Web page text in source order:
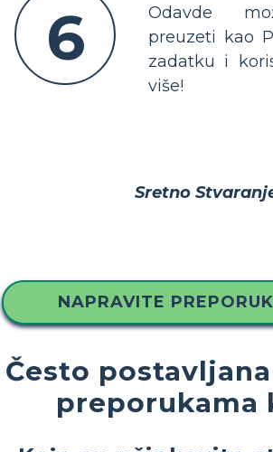
6
Odavde
preuzeti kao
zadatku i
više!
Sretno
NAPRAVITE
Često
preporukama